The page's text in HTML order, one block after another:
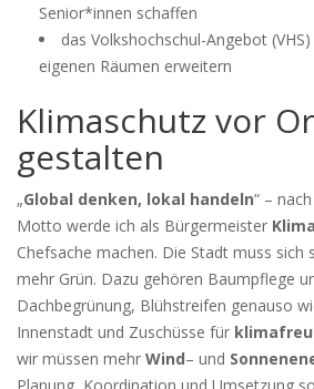
Senior*innen schaffen
das Volkshochschul-Angebot
eigenen Räumen erweitern
Klimaschutz vor
gestalten
„Global denken, lokal handeln“ –
Motto werde ich als Bürgermeister
Chefsache machen. Die Stadt muss sich
mehr Grün. Dazu gehören Baumpflege
Dachbegrünung, Blühstreifen genauso
Innenstadt und Zuschüsse für
wir müssen mehr Wind– und
Planung, Koordination und Umsetzung